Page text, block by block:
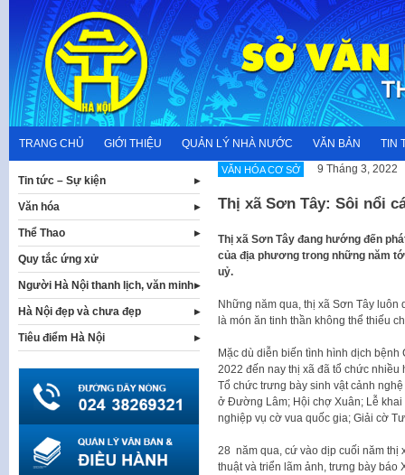
content
TRANG CHỦ GIỚI THIỆU QUẢN LÝ NHÀ NƯỚC VĂN BẢN TIN
VĂN HÓA CƠ SỞ 9 Tháng 3, 2022
Thị xã Sơn Tây: Sôi nổi
Thị xã Sơn Tây đang hướng đến
của địa phương trong những năm
uỷ.
Những năm qua, thị xã Sơn Tây luôn
là món ăn tinh thần không thể thiếu
Mặc dù diễn biến tình hình dịch
2022 đến nay thị xã đã tổ chức
Tổ chức trưng bày sinh vật cảnh
ở Đường Lâm; Hội chợ Xuân; Lễ khai
nghiệp vụ cờ vua quốc gia; Giải cờ
28 năm qua, cứ vào dịp cuối năm thị
thuật và triển lãm ảnh, trưng bày
Tin tức – Sự kiện
Văn hóa
Thể Thao
Quy tắc ứng xử
Người Hà Nội thanh lịch, văn minh
Hà Nội đẹp và chưa đẹp
Tiêu điểm Hà Nội